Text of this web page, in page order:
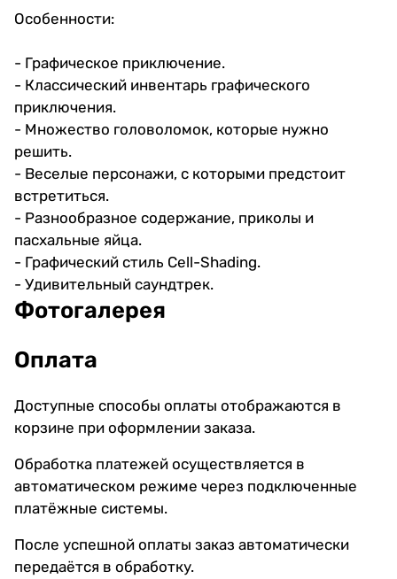
Особенности:
- Графическое приключение.
- Классический инвентарь графического
приключения.
- Множество головоломок, которые нужно
решить.
- Веселые персонажи, с которыми предстоит
встретиться.
- Разнообразное содержание, приколы и
пасхальные яйца.
- Графический стиль Cell-Shading.
- Удивительный саундтрек.
Фотогалерея
Оплата
Доступные способы оплаты отображаются в
корзине при оформлении заказа.
Обработка платежей осуществляется в
автоматическом режиме через подключенные
платёжные системы.
После успешной оплаты заказ автоматически
передаётся в обработку.